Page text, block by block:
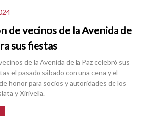
de vecinos de la Avenida de
sus fiestas
de la Avenida de la Paz celebró sus
el pasado sábado con una cena y el
honor para socios y autoridades de los
y Xirivella.